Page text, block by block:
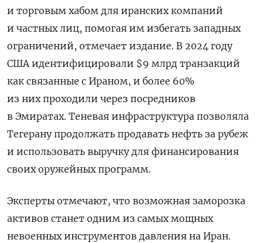
и торговым хабом для иранских компаний
и частных лиц, помогая им избегать западных
ограничений, отмечает издание. В 2024 году
США идентифицировали $9 млрд транзакций
как связанные с Ираном, и более 60%
из них проходили через посредников
в Эмиратах. Теневая инфраструктура позволяла
Тегерану продолжать продавать нефть за рубеж
и использовать выручку для финансирования
своих оружейных программ.
Эксперты отмечают, что возможная заморозка
активов станет одним из самых мощных
невоенных инструментов давления на Иран.